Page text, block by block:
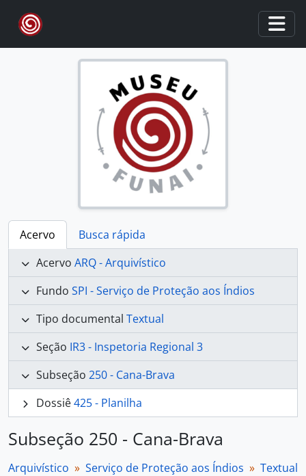
Skip to main content
Acervo
Busca rápida
Acervo ARQ - Arquivístico
Fundo SPI - Serviço de Proteção aos Índios
Tipo documental Textual
Seção IR3 - Inspetoria Regional 3
Subseção 250 - Cana-Brava
Dossiê425 - Planilha
Subseção 250 - Cana-Brava
Arquivístico Serviço de Proteção aos Índios
Textual